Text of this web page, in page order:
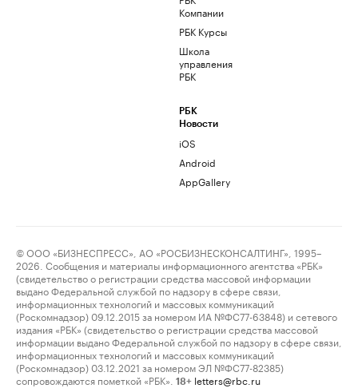
Компании
РБК Курсы
Школа
управления
РБК
РБК
Новости
iOS
Android
AppGallery
© ООО «БИЗНЕСПРЕСС», АО «РОСБИЗНЕСКОНСАЛТИНГ», 1995–
2026. Сообщения и материалы информационного агентства «РБК»
(свидетельство о регистрации средства массовой информации
выдано Федеральной службой по надзору в сфере связи,
информационных технологий и массовых коммуникаций
(Роскомнадзор) 09.12.2015 за номером ИА №ФС77-63848) и сетевого
издания «РБК» (свидетельство о регистрации средства массовой
информации выдано Федеральной службой по надзору в сфере связи,
информационных технологий и массовых коммуникаций
(Роскомнадзор) 03.12.2021 за номером ЭЛ №ФС77-82385)
сопровождаются пометкой «РБК».
18+ letters@rbc.ru